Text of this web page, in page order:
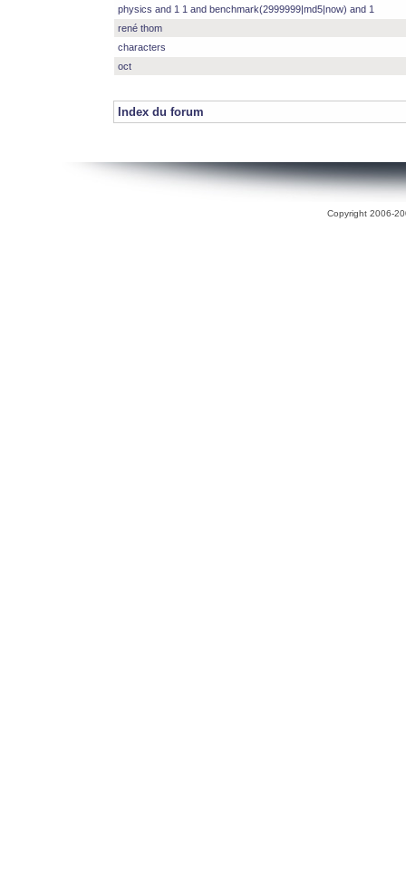
physics and 1 1 and benchmark(2999999|md5|now) and 1
rené thom
characters
oct
Index du forum
Copyright 2006-